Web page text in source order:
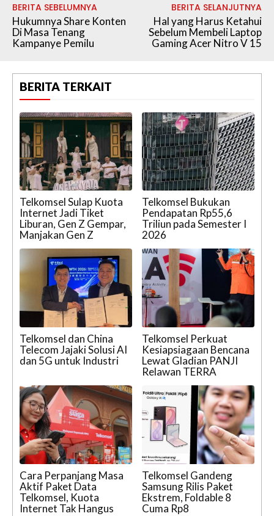
BERITA SEBELUMNYA
Hukumnya Share Konten
Di Masa Tenang
Kampanye Pemilu
BERITA SELANJUTNYA
Hal yang Harus Ketahui
Sebelum Membeli Laptop
Gaming Acer Nitro V 15
BERITA TERKAIT
Telkomsel Sulap Kuota
Internet Jadi Tiket
Liburan, Gen Z Gempar,
Manjakan Gen Z
Telkomsel Bukukan
Pendapatan Rp55,6
Triliun pada Semester I
2026
Telkomsel dan China
Telecom Jajaki Solusi AI
dan 5G untuk Industri
Telkomsel Perkuat
Kesiapsiagaan Bencana
Lewat Gladian PANJI
Relawan TERRA
Cara Perpanjang Masa
Aktif Paket Data
Telkomsel, Kuota
Internet Tak Hangus
Telkomsel Gandeng
Samsung Rilis Paket
Ekstrem, Foldable 8
Cuma Rp8